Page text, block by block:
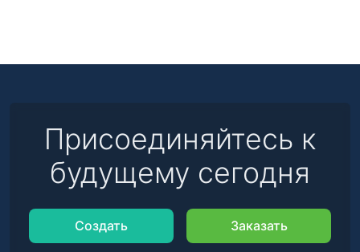
Присоединяйтесь к
будущему сегодня
Создать Заказать